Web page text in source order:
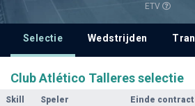
ETV
Selectie Wedstrijden
Club Atlético Talleres selectie
Skill Speler Einde contract